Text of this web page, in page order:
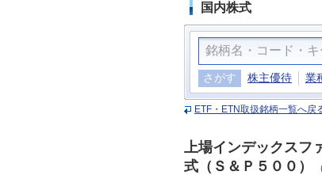
国内株式
さがす 株主優待 業
ETF・ETN取扱銘柄一覧へ戻
上場インデックスフ
式（Ｓ＆Ｐ５００）